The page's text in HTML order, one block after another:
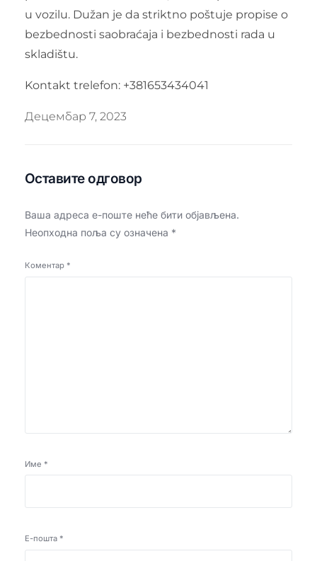
u vozilu. Dužan je da striktno poštuje propise o
bezbednosti saobraćaja i bezbednosti rada u
skladištu.
Kontakt trelefon: +381653434041
Децембар 7, 2023
Оставите одговор
Ваша адреса е-поште неће бити објављена.
Неопходна поља су означена *
Коментар *
Име *
Е-пошта *